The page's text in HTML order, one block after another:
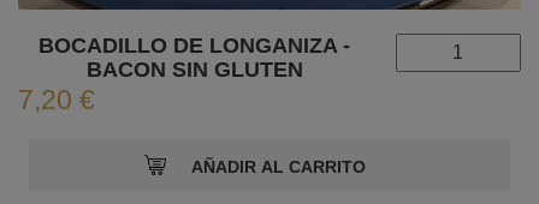
BOCADILLO DE LONGANIZA -
BACON SIN GLUTEN
7,20 €